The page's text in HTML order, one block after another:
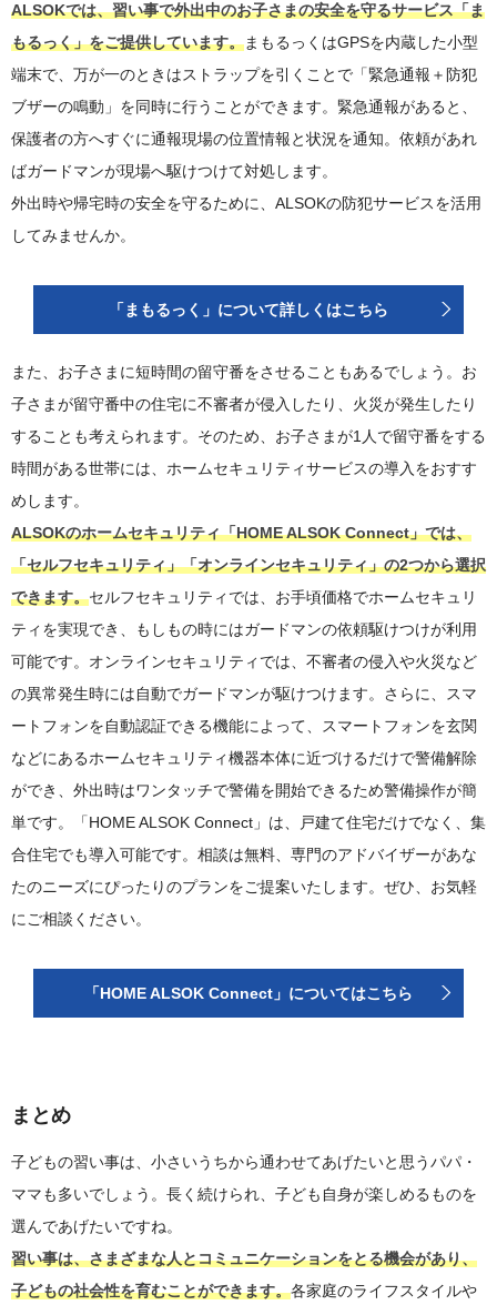
ALSOKでは、習い事で外出中のお子さまの安全を守るサービス「ま
もるっく」をご提供しています。まもるっくはGPSを内蔵した小型
端末で、万が一のときはストラップを引くことで「緊急通報＋防犯
ブザーの鳴動」を同時に行うことができます。緊急通報があると、
保護者の方へすぐに通報現場の位置情報と状況を通知。依頼があれ
ばガードマンが現場へ駆けつけて対処します。
外出時や帰宅時の安全を守るために、ALSOKの防犯サービスを活用
してみませんか。
「まもるっく」について詳しくはこちら
また、お子さまに短時間の留守番をさせることもあるでしょう。お
子さまが留守番中の住宅に不審者が侵入したり、火災が発生したり
することも考えられます。そのため、お子さまが1人で留守番をする
時間がある世帯には、ホームセキュリティサービスの導入をおすす
めします。
ALSOKのホームセキュリティ「HOME ALSOK Connect」では、
「セルフセキュリティ」「オンラインセキュリティ」の2つから選択
できます。セルフセキュリティでは、お手頃価格でホームセキュリ
ティを実現でき、もしもの時にはガードマンの依頼駆けつけが利用
可能です。オンラインセキュリティでは、不審者の侵入や火災など
の異常発生時には自動でガードマンが駆けつけます。さらに、スマ
ートフォンを自動認証できる機能によって、スマートフォンを玄関
などにあるホームセキュリティ機器本体に近づけるだけで警備解除
ができ、外出時はワンタッチで警備を開始できるため警備操作が簡
単です。「HOME ALSOK Connect」は、戸建て住宅だけでなく、集
合住宅でも導入可能です。相談は無料、専門のアドバイザーがあな
たのニーズにぴったりのプランをご提案いたします。ぜひ、お気軽
にご相談ください。
「HOME ALSOK Connect」についてはこちら
まとめ
子どもの習い事は、小さいうちから通わせてあげたいと思うパパ・
ママも多いでしょう。長く続けられ、子ども自身が楽しめるものを
選んであげたいですね。
習い事は、さまざまな人とコミュニケーションをとる機会があり、
子どもの社会性を育むことができます。各家庭のライフスタイルや